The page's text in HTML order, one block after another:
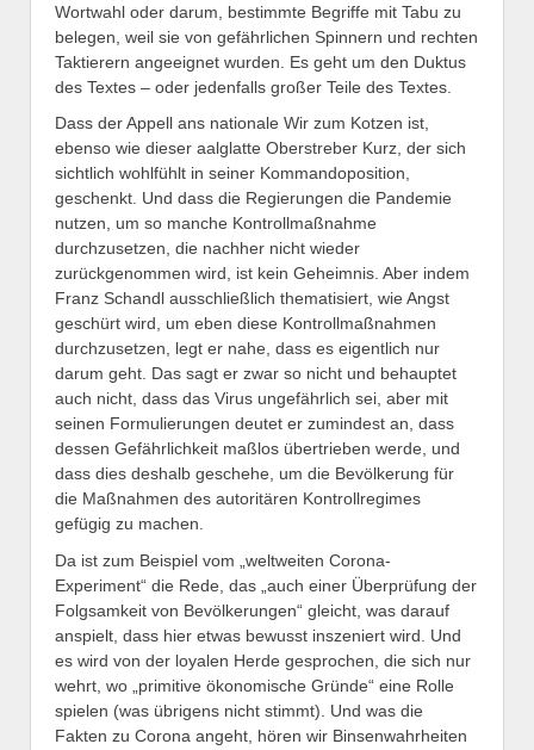
Wortwahl oder darum, bestimmte Begriffe mit Tabu zu
belegen, weil sie von gefährlichen Spinnern und rechten
Taktierern angeeignet wurden. Es geht um den Duktus
des Textes – oder jedenfalls großer Teile des Textes.
Dass der Appell ans nationale Wir zum Kotzen ist,
ebenso wie dieser aalglatte Oberstreber Kurz, der sich
sichtlich wohlfühlt in seiner Kommandoposition,
geschenkt. Und dass die Regierungen die Pandemie
nutzen, um so manche Kontrollmaßnahme
durchzusetzen, die nachher nicht wieder
zurückgenommen wird, ist kein Geheimnis. Aber indem
Franz Schandl ausschließlich thematisiert, wie Angst
geschürt wird, um eben diese Kontrollmaßnahmen
durchzusetzen, legt er nahe, dass es eigentlich nur
darum geht. Das sagt er zwar so nicht und behauptet
auch nicht, dass das Virus ungefährlich sei, aber mit
seinen Formulierungen deutet er zumindest an, dass
dessen Gefährlichkeit maßlos übertrieben werde, und
dass dies deshalb geschehe, um die Bevölkerung für
die Maßnahmen des autoritären Kontrollregimes
gefügig zu machen.
Da ist zum Beispiel vom „weltweiten Corona-
Experiment“ die Rede, das „auch einer Überprüfung der
Folgsamkeit von Bevölkerungen“ gleicht, was darauf
anspielt, dass hier etwas bewusst inszeniert wird. Und
es wird von der loyalen Herde gesprochen, die sich nur
wehrt, wo „primitive ökonomische Gründe“ eine Rolle
spielen (was übrigens nicht stimmt). Und was die
Fakten zu Corona angeht, hören wir Binsenwahrheiten